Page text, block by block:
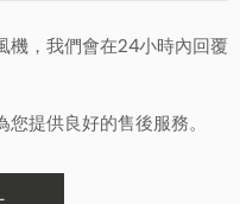
機，我們會在24小時內回覆
提供良好的售後服務。